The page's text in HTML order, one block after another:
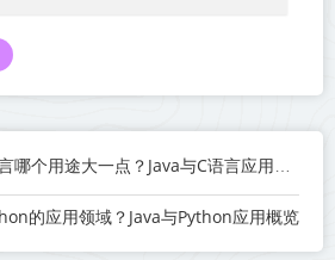
个用途大一点？Java与C语言应用比较
的应用领域？Java与Python应用概览